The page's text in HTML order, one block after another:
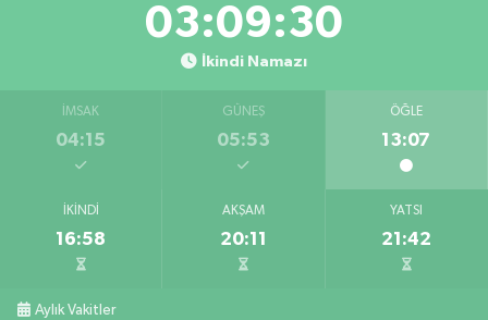
03:09:29
İkindi Namazı
İMSAK
04:15
GÜNEŞ
05:53
ÖĞLE
13:07
İKINDI
16:58
AKŞAM
20:11
YATSI
21:42
Aylık Vakitler